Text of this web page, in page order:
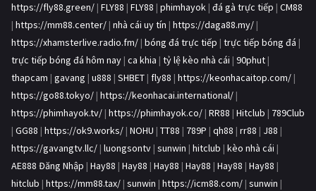
https://fly88.green/ | FLY88 | FLY88 | phimhayok | đá gà trực tiếp | CM88
| https://mm88.center/ | nhà cái uy tín | https://daga88.my/ |
https://xhamsterlive.radio.fm/ | bóng đá trực tiếp | trực tiếp bóng đá |
trực tiếp bóng đá hôm nay | ca khia | tỷ lệ kèo nhà cái | 90phut |
thapcam | gavang | u888 | SHBET | fly88 | https://keonhacaitop.com/ |
https://go88.tokyo/ | https://keonhacai.international/ |
https://phimhayok.tv/ | https://phimhayok.co/ | RR88 | Hitclub | 789Club
| GG88 | https://ok9.works/ | NOHU | TT88 | 789P | qh88 | rr88 | J88 |
https://gavangtv.llc/ | luongsontv | sunwin | hitclub | kèo nhà cái |
AE888 Đăng Nhập | Hay88 | Hay88 | Hay88 | Hay88 | Hay88 | Hay88 |
hitclub | https://mm88.tax/ | sunwin | https://icm88.com/ | sunwin |